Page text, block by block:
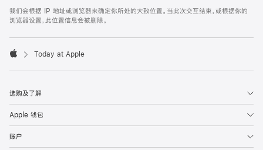
Footer
我们会根据 IP 地址或浏览器来确定你所处的大致位置。当此次交互结束，或根据你的
浏览器设置，此位置信息会被删除。
Today at Apple
选购及了解
Apple 钱包
账户